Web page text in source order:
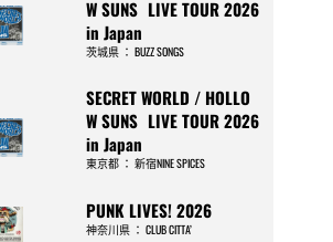
W SUNS LIVE TOUR 2026
in Japan
茨城県： BUZZ SONGS
SECRET WORLD / HOLLO
W SUNS LIVE TOUR 2026
in Japan
東京都： 新宿NINE SPICES
PUNK LIVES! 2026
神奈川県： CLUB CITTA’